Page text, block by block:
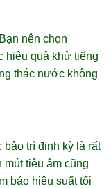
nên chọn
hiệu quả khử tiếng
thác nước không
trì định kỳ là rất
mút tiêu âm cũng
bảo hiệu suất tối